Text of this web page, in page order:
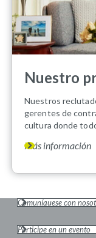
Nuestro
Nuestros
gerentes de
cultura donde
Más información
Comuníquese con
Participe en un evento